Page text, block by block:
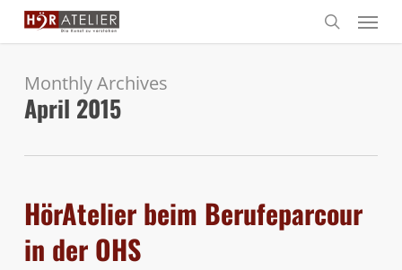
Skip
main
search
Menu
Monthly Archives
April 2015
HörAtelier beim Berufeparcour
in der OHS